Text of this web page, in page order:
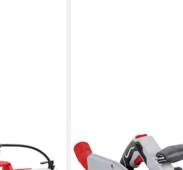
Handkreissäge Holzmann
TAS165AKKU Akku-